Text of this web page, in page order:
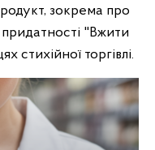
зокрема про
придатності "Вжити
стихійної торгівлі.